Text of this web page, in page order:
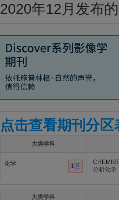
2020年12月发布
点击查看期刊分区
大类学科
化学 1区
分析化学
大类学科